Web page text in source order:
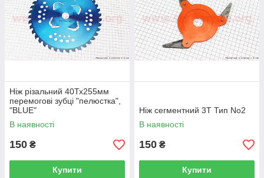
Ніж різальний 40Тх255мм
перемогові зубці "пелюстка",
"BLUE"
В наявності
150 ₴
Купити
Ніж сегментний 3Т Тип No2
В наявності
150 ₴
Купити